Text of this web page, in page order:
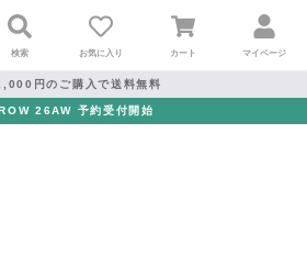
検索 お気に入り カート マイページ
円のご購入で送料無料
26AW 予約受付開始